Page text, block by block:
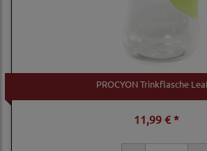
PROCYON Trinkflasche
11,99 € *